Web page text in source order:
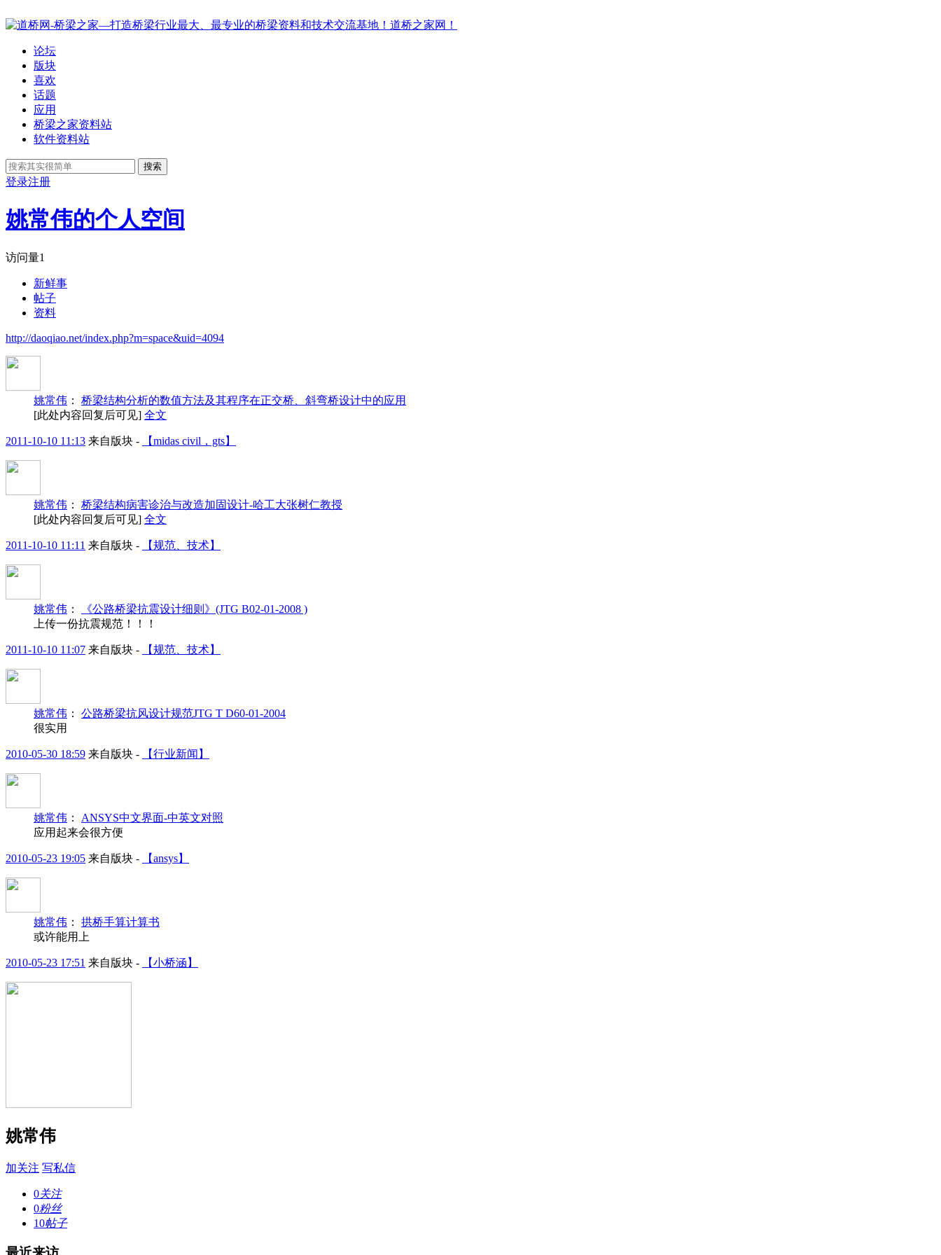
论坛
版块
喜欢
话题
应用
桥梁之家资料站
软件资料站
搜索
登录注册
姚常伟的个人空间
访问量1
新鲜事
帖子
资料
http://daoqiao.net/index.php?m=space&uid=4094
姚常伟 ： 桥梁结构分析的数值方法及其程序在正交桥、斜弯桥设计中的应用
[此处内容回复后可见] 全文
2011-10-10 11:13 来自版块 - 【midas civil，gts】
姚常伟 ： 桥梁结构病害诊治与改造加固设计-哈工大张树仁教授
[此处内容回复后可见] 全文
2011-10-10 11:11 来自版块 - 【规范、技术】
姚常伟 ：
《公路桥梁抗震设计细则》(JTG B02-01-2008 )
上传一份抗震规范！！！
2011-10-10 11:07 来自版块 - 【规范、技术】
姚常伟 ： 公路桥梁抗风设计规范JTG T D60-01-2004
很实用
2010-05-30 18:59 来自版块 - 【行业新闻】
姚常伟 ： ANSYS中文界面-中英文对照
应用起来会很方便
2010-05-23 19:05 来自版块 - 【ansys】
姚常伟 ： 拱桥手算计算书
或许能用上
2010-05-23 17:51 来自版块 - 【小桥涵】
姚常伟
加关注 写私信
0关注
0粉丝
10帖子